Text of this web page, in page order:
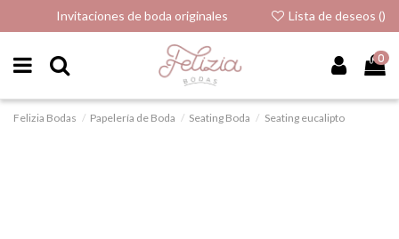
Invitaciones de boda originales Lista de deseos ()
0
Felizia Bodas Papelería de Boda Seating Boda Seating eucalipto